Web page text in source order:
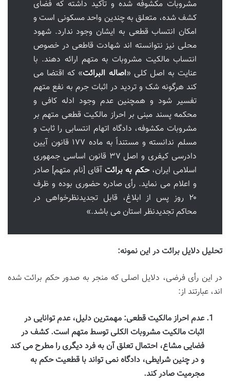
مشروبات مکشوفه شده و تأکید داشته که فضای
کشف شده، متعلق به چندین واحد مسکونی است و
امکان انتساب قطعی به ایشان وجود ندارد. شهود
محلی نیز نتوانسته اند شهادت قاطعی در خصوص
انتساب مالکیت مشروبات به متهم ارائه دهند. با
عنایت به اصل کلی «اصاله البرائت» که اقتضا می
کند هرگونه شک و تردید در اثبات جرم به نفع متهم
تفسیر شود و همچنین عدم وجود ادله کافی و
محکمه پسند مبنی بر احراز مالکیت قطعی متهم بر
مشروبات مکشوفه، دادگاه اتهام انتسابی را ثابت و
مسلم ندانسته و مستنداً به ماده ۱۷۷ قانون آیین
دادرسی کیفری و اصل ۳۷ قانون اساسی جمهوری
اسلامی ایران،حکم به برائت آقای [نام متهم] صادر
و اعلام می نماید. رأی صادره حضوری بوده و ظرف
۲۰ روز پس از ابلاغ، قابل تجدیدنظرخواهی در
محاکم تجدیدنظر استان می باشد.»
تحلیل دلایل برائت در این نمونه:
در این رأی فرضی، دلایل اصلی که منجر به صدور حکم برائت شده
اند، عبارتند از:
عدم احراز مالکیت قطعی: مهمترین دلیل، عدم توانایی در
اثبات مالکیت مشروبات الکلی توسط متهم است. کشف در
فضایی مشاع، احتمال تعلق آن به فرد دیگری را مطرح می کند
و در چنین شرایطی، دادگاه نمی تواند با قطعیت حکم به
مجرمیت صادر کند.